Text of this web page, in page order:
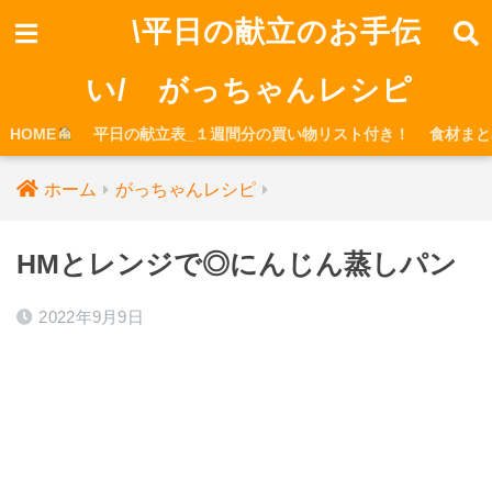
\平日の献立のお手伝
い/ がっちゃんレシピ
HOME 平日の献立表_１週間分の買い物リスト付き！ 食材ま
ホーム がっちゃんレシピ
HMとレンジで◎にんじん蒸しパン
2022年9月9日